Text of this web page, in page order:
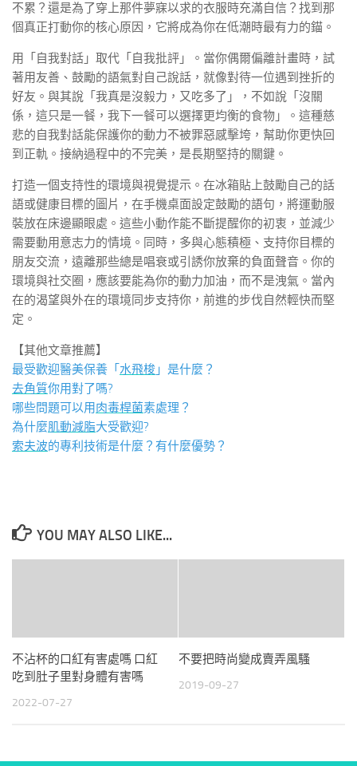
不累？還是為了穿上那件夢寐以求的衣服時充滿自信？找到那
個真正打動你的核心原因，它將成為你在低潮時最有力的錨。
用「自我對話」取代「自我批評」。當你偶爾偏離計畫時，試
著用友善、鼓勵的語氣對自己說話，就像對待一位遇到挫折的
好友。與其說「我真是沒毅力，又吃多了」，不如說「沒關
係，這只是一餐，我下一餐可以選擇更均衡的食物」。這種慈
悲的自我對話能保護你的動力不被罪惡感擊垮，幫助你更快回
到正軌。接納過程中的不完美，是長期堅持的關鍵。
打造一個支持性的環境與視覺提示。在冰箱貼上鼓勵自己的話
語或健康目標的圖片，在手機桌面設定鼓勵的語句，將運動服
裝放在床邊顯眼處。這些小動作能不斷提醒你的初衷，並減少
需要動用意志力的情境。同時，多與心態積極、支持你目標的
朋友交流，遠離那些總是唱衰或引誘你放棄的負面聲音。你的
環境與社交圈，應該要能為你的動力加油，而不是洩氣。當內
在的渴望與外在的環境同步支持你，前進的步伐自然輕快而堅
定。
【其他文章推薦】
最受歡迎醫美保養「 水飛梭 」是什麼？
去角質你用對了嗎?
哪些問題可以用肉毒桿菌素處理？
為什麼肌動減脂大受歡迎?
索夫波的專利技術是什麼？有什麼優勢？
YOU MAY ALSO LIKE...
不沾杯的口紅有害處嗎 口紅
吃到肚子里對身體有害嗎
2022-07-27
不要把時尚變成賣弄風騷
2019-09-27